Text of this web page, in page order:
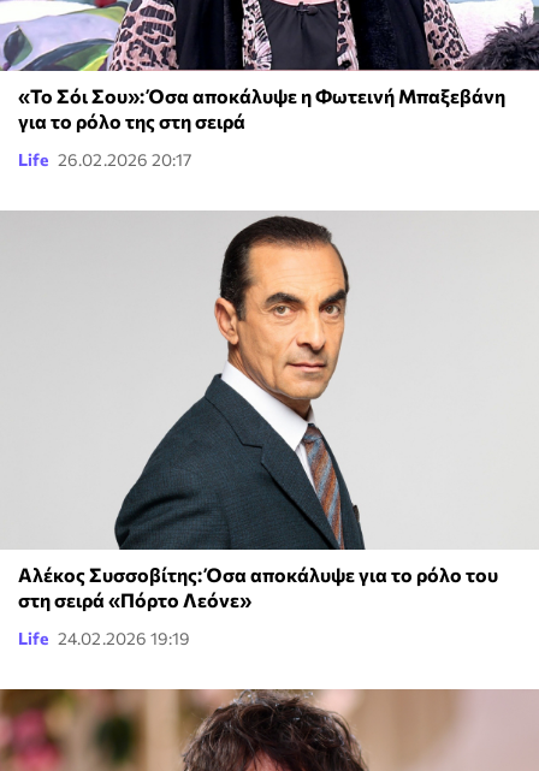
«Το Σόι Σου»: Όσα αποκάλυψε η Φωτεινή Μπαξεβάνη
για το ρόλο της στη σειρά
Life 26.02.2026 20:17
Αλέκος Συσσοβίτης: Όσα αποκάλυψε για το ρόλο του
στη σειρά «Πόρτο Λεόνε»
Life 24.02.2026 19:19